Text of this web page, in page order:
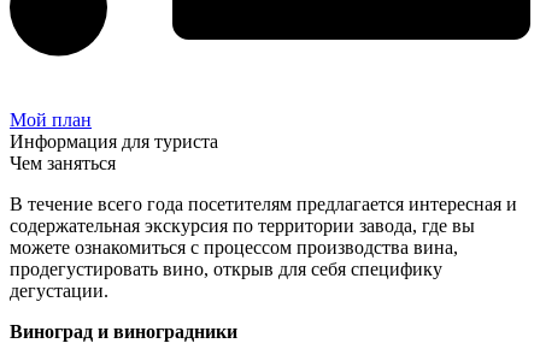
Мой план
Информация для туриста
Чем заняться
В течение всего года посетителям предлагается интересная и
содержательная экскурсия по территории завода, где вы
можете ознакомиться с процессом производства вина,
продегустировать вино, открыв для себя специфику
дегустации.
Виноград и виноградники